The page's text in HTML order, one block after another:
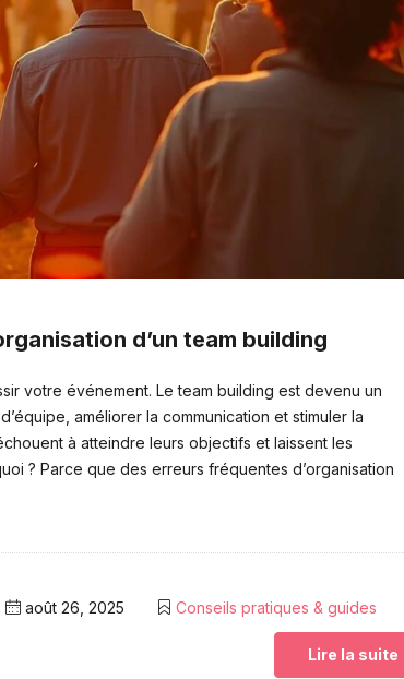
d’un team building
votre événement. Le team building est devenu un
améliorer la communication et stimuler la
à atteindre leurs objectifs et laissent les
? Parce que des erreurs fréquentes d’organisation
août 26, 2025 Conseils pratiques & guides
Lire la suite